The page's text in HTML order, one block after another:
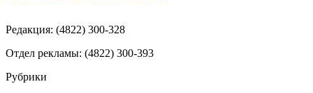
Редакция: (4822) 300-328
Отдел рекламы: (4822) 300-393
Рубрики